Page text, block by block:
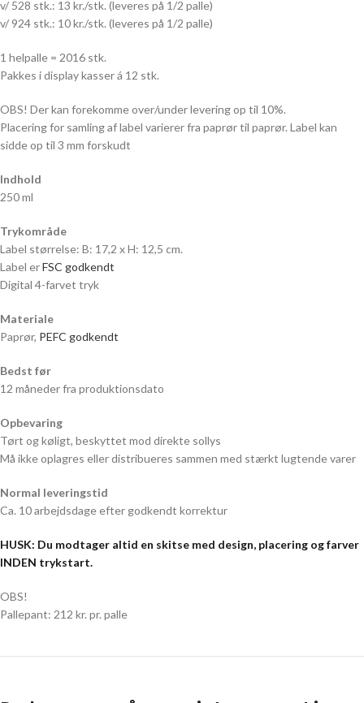
v/ 528 stk.: 13 kr./stk. (leveres på 1/2 palle)
v/ 924 stk.: 10 kr./stk. (leveres på 1/2 palle)
1 helpalle = 2016 stk.
Pakkes i display kasser á 12 stk.
OBS! Der kan forekomme over/under levering op til 10%.
Placering for samling af label varierer fra paprør til paprør. Label kan
sidde op til 3 mm forskudt
Indhold
250 ml
Trykområde
Label størrelse: B: 17,2 x H: 12,5 cm.
Label erFSC godkendt
Digital 4-farvet tryk
Materiale
Paprør, PEFC godkendt
Bedst før
12 måneder fra produktionsdato
Opbevaring
Tørt og køligt, beskyttet mod direkte sollys
Må ikke oplagres eller distribueres sammen med stærkt lugtende varer
Normal leveringstid
Ca. 10 arbejdsdage efter godkendt korrektur
HUSK: Du modtager altid en skitse med design, placering og farver
INDEN trykstart.
OBS!
Pallepant: 212 kr. pr. palle